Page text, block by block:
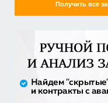
Оказание услуги по
обслуживанию
979 492,71 руб. -
50% аванс;
Получить все